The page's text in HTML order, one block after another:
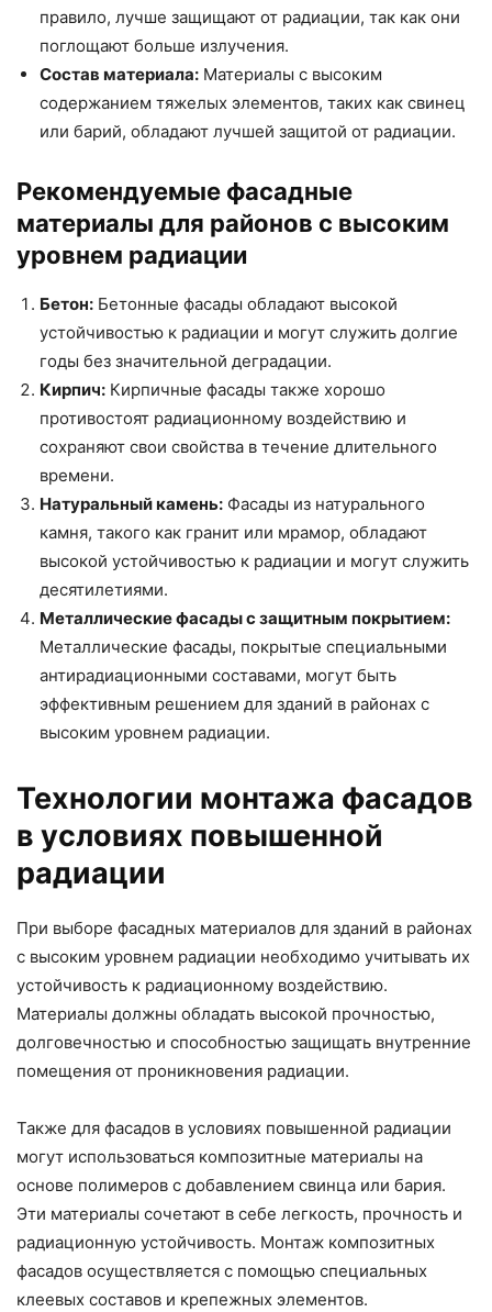
правило, лучше защищают от радиации, так как они
поглощают больше излучения.
Состав материала: Материалы с высоким
содержанием тяжелых элементов, таких как свинец
или барий, обладают лучшей защитой от радиации.
Рекомендуемые фасадные
материалы для районов с высоким
уровнем радиации
Бетон: Бетонные фасады обладают высокой
устойчивостью к радиации и могут служить долгие
годы без значительной деградации.
Кирпич: Кирпичные фасады также хорошо
противостоят радиационному воздействию и
сохраняют свои свойства в течение длительного
времени.
Натуральный камень: Фасады из натурального
камня, такого как гранит или мрамор, обладают
высокой устойчивостью к радиации и могут служить
десятилетиями.
Металлические фасады с защитным покрытием:
Металлические фасады, покрытые специальными
антирадиационными составами, могут быть
эффективным решением для зданий в районах с
высоким уровнем радиации.
Технологии монтажа фасадов
в условиях повышенной
радиации
При выборе фасадных материалов для зданий в районах
с высоким уровнем радиации необходимо учитывать их
устойчивость к радиационному воздействию.
Материалы должны обладать высокой прочностью,
долговечностью и способностью защищать внутренние
помещения от проникновения радиации.
Также для фасадов в условиях повышенной радиации
могут использоваться композитные материалы на
основе полимеров с добавлением свинца или бария.
Эти материалы сочетают в себе легкость, прочность и
радиационную устойчивость. Монтаж композитных
фасадов осуществляется с помощью специальных
клеевых составов и крепежных элементов.